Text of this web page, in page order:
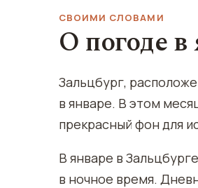
СВОИМИ СЛОВАМИ
О погоде в
Зальцбург,
в январе. В этом
прекрасный фон для
В январе в
в ночное время.